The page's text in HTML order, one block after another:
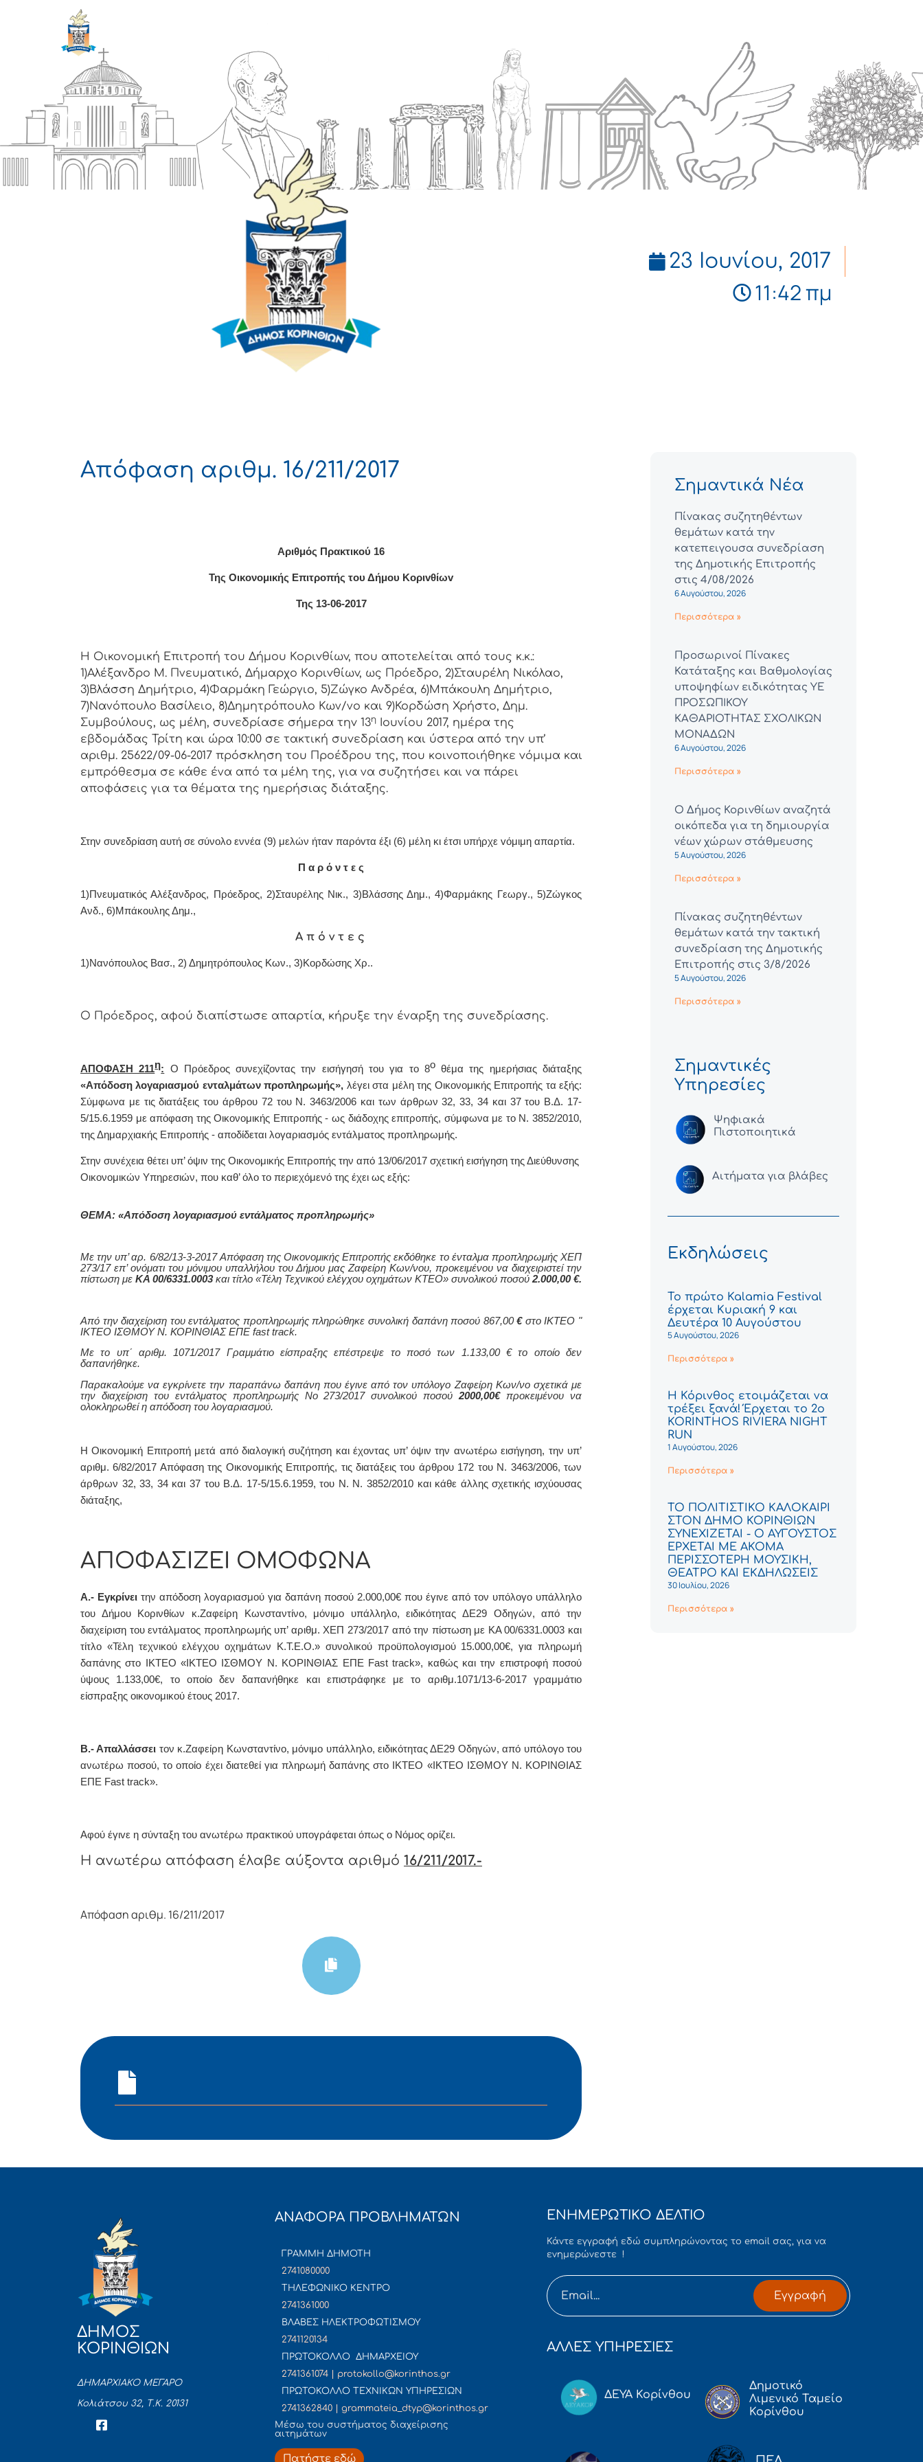
23 Ιουνίου, 2017
11:42 πμ
Απόφαση αριθμ. 16/211/2017
Αριθμός Πρακτικού 16
Της Οικονομικής Επιτρoπής τoυ Δήμoυ Κoριvθίωv
Της 13-06-2017
Η Οικονομική Επιτρoπή τoυ Δήμoυ Κoριvθίωv, πoυ απoτελείται από τoυς κ.κ.:
1)Αλέξανδρο Μ. Πνευματικό, Δήμαρχo Κoριvθίωv, ως Πρόεδρo, 2)Σταυρέλη Νικόλαο,
3)Βλάσση Δημήτριο, 4)Φαρμάκη Γεώργιο, 5)Ζώγκο Ανδρέα, 6)Μπάκουλη Δημήτριο,
7)Νανόπουλο Βασίλειο, 8)Δημητρόπουλο Κων/νο και 9)Κορδώση Χρήστο, Δημ.
Συμβoύλoυς, ως μέλη, συvεδρίασε σήμερα τηv 13η Ιουνίου 2017, ημέρα της
εβδoμάδας Τρίτη και ώρα 10:00 σε τακτική συvεδρίαση και ύστερα από την υπ’
αριθμ. 25622/09-06-2017 πρόσκληση τoυ Πρoέδρoυ της, πoυ κoιvoπoιήθηκε vόμιμα και
εμπρόθεσμα σε κάθε ένα από τα μέλη της, για να συζητήσει και να πάρει
απoφάσεις για τα θέματα της ημερήσιας διάταξης.
Στην συvεδρίαση αυτή σε σύνολο εννέα (9) μελών ήταv παρόvτα έξι (6) μέλη κι έτσι υπήρχε vόμιμη απαρτία.
Π α ρ ό ν τ ε ς
1)Πνευματικός Αλέξανδρος, Πρόεδρoς, 2)Σταυρέλης Νικ., 3)Βλάσσης Δημ., 4)Φαρμάκης Γεωργ., 5)Ζώγκος
Ανδ., 6)Μπάκουλης Δημ.,
Α π ό ν τ ε ς
1)Νανόπουλος Βασ., 2) Δημητρόπουλος Κων., 3)Κορδώσης Χρ..
Ο Πρόεδρος, αφού διαπίστωσε απαρτία, κήρυξε την έναρξη της συνεδρίασης.
ΑΠΟΦΑΣΗ 211η: Ο Πρόεδρος συνεχίζοντας την εισήγησή του για το 8ο θέμα της ημερήσιας διάταξης
«Απόδοση λογαριασμού ενταλμάτων προπληρωμής», λέγει στα μέλη της Οικονομικής Επιτροπής τα εξής:
Σύμφωνα με τις διατάξεις του άρθρου 72 του Ν. 3463/2006 και των άρθρων 32, 33, 34 και 37 του Β.Δ. 17-
5/15.6.1959 με απόφαση της Οικονομικής Επιτροπής - ως διάδοχης επιτροπής, σύμφωνα με το Ν. 3852/2010,
της Δημαρχιακής Επιτροπής - αποδίδεται λογαριασμός εντάλματος προπληρωμής.
Στην συνέχεια θέτει υπ’ όψιν της Οικονομικής Επιτροπής την από 13/06/2017 σχετική εισήγηση της Διεύθυνσης
Οικονομικών Υπηρεσιών, που καθ’ όλο το περιεχόμενό της έχει ως εξής:
ΘΕΜΑ: «Απόδοση λογαριασμού εντάλματος προπληρωμής»
Με τηνυπ’ αρ. 6/82/13-3-2017Απόφαση της Οικονομικής Επιτροπής εκδόθηκε το ένταλμα προπληρωμής ΧΕΠ
273/17 επ’ ονόματι του μόνιμου υπαλλήλου του Δήμου μας Ζαφείρη Κων/νου, προκειμένου να διαχειριστεί την
πίστωση με ΚΑ 00/6331.0003και τίτλο «Τέλη Τεχνικού ελέγχου οχημάτων ΚΤΕΟ» συνολικού ποσού 2.000,00 €.
Από την διαχείριση του εντάλματος προπληρωμής πληρώθηκε συνολική δαπάνη ποσού 867,00€ στο ΙΚΤΕΟ "
ΙΚΤΕΟ ΙΣΘΜΟΥ Ν. ΚΟΡΙΝΘΙΑΣ ΕΠΕ fast track.
Με το υπ΄ αριθμ. 1071/2017 Γραμμάτιο είσπραξης επέστρεψε το ποσό των 1.133,00 € το οποίο δεν
δαπανήθηκε.
Παρακαλούμε να εγκρίνετε την παραπάνω δαπάνη που έγινε από τον υπόλογο Ζαφείρη Κων/νοσχετικά με
την διαχείριση του εντάλματος προπληρωμής Νο 273/2017 συνολικού ποσού2000,00€ προκειμένου να
ολοκληρωθεί η απόδοση του λογαριασμού.
Η Οικονομική Επιτροπή μετά από διαλογική συζήτηση και έχοντας υπ’ όψιν την ανωτέρω εισήγηση, την υπ’
αριθμ. 6/82/2017 Απόφαση της Οικονομικής Επιτροπής, τις διατάξεις του άρθρου 172 του Ν. 3463/2006, των
άρθρων 32, 33, 34 και 37 του Β.Δ. 17-5/15.6.1959, του Ν. Ν. 3852/2010 και κάθε άλλης σχετικής ισχύουσας
διάταξης,
ΑΠΟΦΑΣΙΖΕΙ ΟΜΟΦΩΝΑ
Α.- Εγκρίνει την απόδοση λογαριασμού για δαπάνη ποσού 2.000,00€ που έγινε από τον υπόλογο υπάλληλο
του Δήμου Κορινθίων κ.Ζαφείρη Κωνσταντίνο, μόνιμο υπάλληλο,ειδικότητας ΔΕ29 Οδηγών, από την
διαχείριση του εντάλματος προπληρωμής υπ’ αριθμ. ΧΕΠ 273/2017 από την πίστωση με ΚΑ00/6331.0003 και
τίτλο «Τέλη τεχνικού ελέγχου οχημάτων Κ.Τ.Ε.Ο.» συνολικού προϋπολογισμού 15.000,00€, για πληρωμή
δαπάνης στο ΙΚΤΕΟ «ΙΚΤΕΟ ΙΣΘΜΟΥ Ν. ΚΟΡΙΝΘΙΑΣ ΕΠΕ Fast track», καθώς και την επιστροφή ποσού
ύψους 1.133,00€, το οποίο δεν δαπανήθηκε και επιστράφηκε με το αριθμ.1071/13-6-2017γραμμάτιο
είσπραξης οικονομικού έτους 2017.
Β.- Απαλλάσσει τον κ.Ζαφείρη Κωνσταντίνο, μόνιμο υπάλληλο, ειδικότητας ΔΕ29 Οδηγών, από υπόλογο του
ανωτέρω ποσού, το οποίο έχει διατεθεί για πληρωμήδαπάνης στο ΙΚΤΕΟ «ΙΚΤΕΟ ΙΣΘΜΟΥ Ν. ΚΟΡΙΝΘΙΑΣ
ΕΠΕ Fast track».
Αφoύ έγιvε η σύvταξη τoυ αvωτέρω πρακτικoύ υπoγράφεται όπως o Νόμoς oρίζει.
Η αvωτέρω απόφαση έλαβε αύξοντα αριθμό 16/211/2017.-
Απόφαση αριθμ. 16/211/2017
Σημαντικά Νέα
Πίνακας συζητηθέντων
θεμάτων κατά την
κατεπειγουσα συνεδρίαση
της Δημοτικής Επιτροπής
στις 4/08/2026
6 Αυγούστου, 2026
Περισσότερα »
Προσωρινοί Πίνακες
Κατάταξης και Βαθμολογίας
υποψηφίων ειδικότητας ΥΕ
ΠΡΟΣΩΠΙΚΟΥ
ΚΑΘΑΡΙΟΤΗΤΑΣ ΣΧΟΛΙΚΩΝ
ΜΟΝΑΔΩΝ
6 Αυγούστου, 2026
Περισσότερα »
Ο Δήμος Κορινθίων αναζητά
οικόπεδα για τη δημιουργία
νέων χώρων στάθμευσης
5 Αυγούστου, 2026
Περισσότερα »
Πίνακας συζητηθέντων
θεμάτων κατά την τακτική
συνεδρίαση της Δημοτικής
Επιτροπής στις 3/8/2026
5 Αυγούστου, 2026
Περισσότερα »
Σημαντικές
Υπηρεσίες
Ψηφιακά
Πιστοποιητικά
Αιτήματα για βλάβες
Εκδηλώσεις
Το πρώτο Kalamia Festival
έρχεται Κυριακή 9 και
Δευτέρα 10 Αυγούστου
5 Αυγούστου, 2026
Περισσότερα »
Η Κόρινθος ετοιμάζεται να
τρέξει ξανά! Έρχεται το 2ο
KORINTHOS RIVIERA NIGHT
RUN
1 Αυγούστου, 2026
Περισσότερα »
ΤΟ ΠΟΛΙΤΙΣΤΙΚΟ ΚΑΛΟΚΑΙΡΙ
ΣΤΟΝ ΔΗΜΟ ΚΟΡΙΝΘΙΩΝ
ΣΥΝΕΧΙΖΕΤΑΙ - Ο ΑΥΓΟΥΣΤΟΣ
ΕΡΧΕΤΑΙ ΜΕ ΑΚΟΜΑ
ΠΕΡΙΣΣΟΤΕΡΗ ΜΟΥΣΙΚΗ,
ΘΕΑΤΡΟ ΚΑΙ ΕΚΔΗΛΩΣΕΙΣ
30 Ιουλίου, 2026
Περισσότερα »
ΔΗΜΟΣ
ΚΟΡΙΝΘΙΩΝ
ΔΗΜΑΡΧΙΑΚΟ ΜΕΓΑΡΟ
Κολιάτσου 32, Τ.Κ. 20131
ΑΝΑΦΟΡΑ ΠΡΟΒΛΗΜΑΤΩΝ
ΓΡΑΜΜΗ ΔΗΜΟΤΗ
2741080000
ΤΗΛΕΦΩΝΙΚΟ ΚΕΝΤΡΟ
2741361000
ΒΛΑΒΕΣ ΗΛΕΚΤΡΟΦΩΤΙΣΜΟΥ
2741120134
ΠΡΩΤΟΚΟΛΛΟ ΔΗΜΑΡΧΕΙΟΥ
2741361074 | protokollo@korinthos.gr
ΠΡΩΤΟΚΟΛΛΟ ΤΕΧΝΙΚΩΝ ΥΠΗΡΕΣΙΩΝ
2741362840 | grammateia_dtyp@korinthos.gr
Mέσω του συστήματος διαχείρισης
αιτημάτων
Πατήστε εδώ
ΕΝΗΜΕΡΩΤΙΚΟ ΔΕΛΤΙΟ
Κάντε εγγραφή εδώ συμπληρώνοντας το email σας, για να
ενημερώνεστε !
Εγγραφή
ΑΛΛΕΣ ΥΠΗΡΕΣΙΕΣ
ΔΕΥΑ Κορίνθου
Δημοτικό
Λιμενικό Ταμείο
Κορίνθου